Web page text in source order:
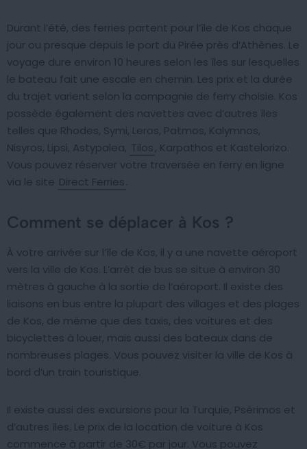
Durant l’été, des ferries partent pour l’île de Kos chaque
jour ou presque depuis le port du Pirée près d’Athènes. Le
voyage dure environ 10 heures selon les îles sur lesquelles
le bateau fait une escale en chemin. Les prix et la durée
du trajet varient selon la compagnie de ferry choisie. Kos
possède également des navettes avec d’autres îles
telles que Rhodes, Symi, Leros, Patmos, Kalymnos,
Nisyros, Lipsi, Astypalea, Tilos, Karpathos et Kastelorizo.
Vous pouvez réserver votre traversée en ferry en ligne
via le site Direct Ferries
Comment se déplacer à Kos ?
À votre arrivée sur l’île de Kos, il y a une navette aéroport
vers la ville de Kos. L’arrêt de bus se situe à environ 30
mètres à gauche à la sortie de l’aéroport. Il existe des
liaisons en bus entre la plupart des villages et des plages
de Kos, de même que des taxis, des voitures et des
bicyclettes à louer, mais aussi des bateaux dans de
nombreuses plages. Vous pouvez visiter la ville de Kos à
bord d’un train touristique.
Il existe aussi des excursions pour la Turquie, Psérimos et
d’autres îles. Le prix de la location de voiture à Kos
commence à partir de 30€ par jour. Vous pouvez